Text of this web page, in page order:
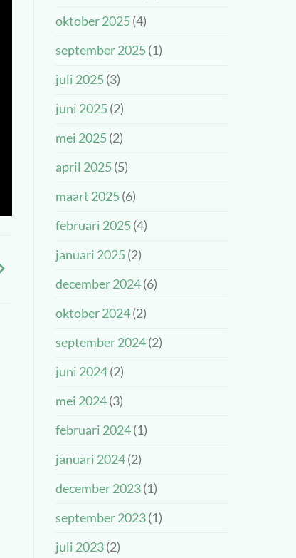
oktober 2025(4)
september 2025(1)
juli 2025(3)
juni 2025(2)
mei 2025(2)
april 2025(5)
maart 2025(6)
februari 2025(4)
januari 2025(2)
december 2024(6)
oktober 2024(2)
september 2024(2)
juni 2024(2)
mei 2024(3)
februari 2024(1)
januari 2024(2)
december 2023(1)
september 2023(1)
juli 2023(2)